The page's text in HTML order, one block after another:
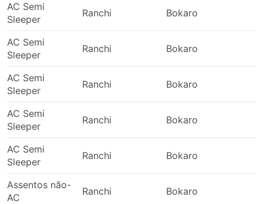
AC Semi
Sleeper
Ranchi Bokaro
AC Semi
Sleeper
Ranchi Bokaro
AC Semi
Sleeper
Ranchi Bokaro
AC Semi
Sleeper
Ranchi Bokaro
AC Semi
Sleeper
Ranchi Bokaro
Assentos não-
AC
Ranchi Bokaro